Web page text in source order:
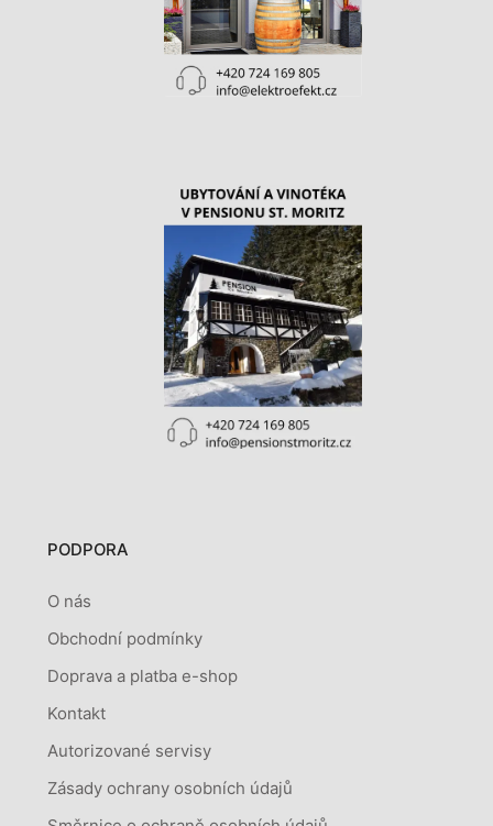
PODPORA
O nás
Obchodní podmínky
Doprava a platba e-shop
Kontakt
Autorizované servisy
Zásady ochrany osobních údajů